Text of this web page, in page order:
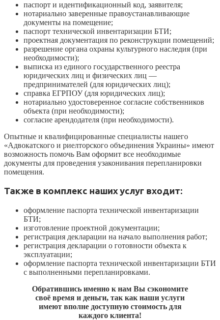
паспорт и идентификационный код, заявителя;
нотариально заверенные правоустанавливающие
документы на помещение;
паспорт технической инвентаризации БТИ;
проектная документация по реконструкции помещений;
разрешение органа охраны культурного наследия (при
необходимости);
выписка из единого государственного реестра
юридических лиц и физических лиц —
предпринимателей (для юридических лиц);
справка ЕГРПОУ (для юридических лиц);
нотариально удостоверенное согласие собственников
объекта (при необходимости);
согласие арендодателя (при необходимости).
Опытные и квалифицированные специалисты нашего
«Адвокатского и риелторского объединения Украины» имеют
возможность помочь Вам оформит все необходимые
документы для проведения узаконивания перепланировки
помещения.
Также в комплекс наших услуг входит:
оформление паспорта технической инвентаризации
БТИ;
изготовление проектной документации;
регистрация декларации на начало выполнения работ;
регистрация декларации о готовности объекта к
эксплуатации;
оформление паспорта технической инвентаризации БТИ
с выполненными перепланировками.
Обратившись именно к нам Вы сэкономите
своё время и деньги, так как наши услуги
имеют вполне доступную стоимость для
каждого клиента!